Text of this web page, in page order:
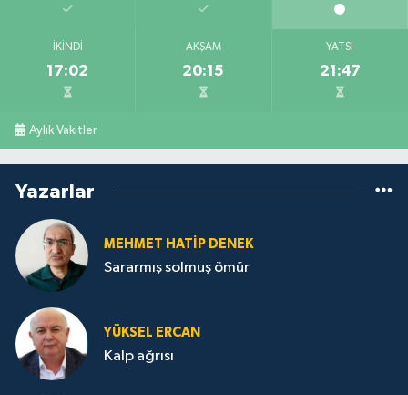
İKINDI
17:02
AKŞAM
20:15
YATSI
21:47
Aylık Vakitler
Yazarlar
MEHMET HATİP DENEK
Sararmış solmuş ömür
YÜKSEL ERCAN
Kalp ağrısı